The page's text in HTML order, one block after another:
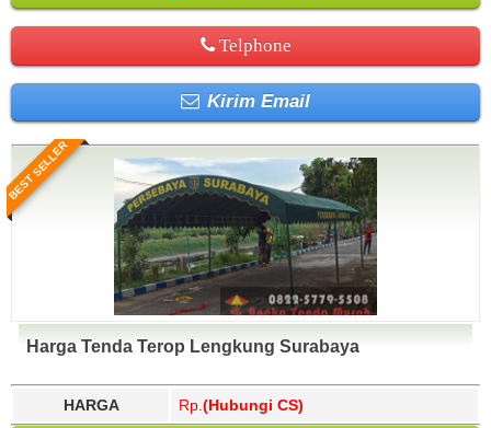
Telphone
Kirim Email
BEST SELLER
Harga Tenda Terop Lengkung Surabaya
HARGA Rp. (Hubungi CS)